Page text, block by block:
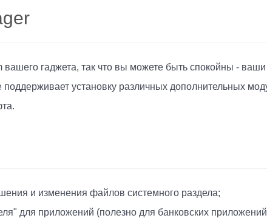
вашего гаджета, так что вы можете быть спокойны -
установку различных дополнительных
и изменения файлов системного раздела;
для приложений (полезно для банковских